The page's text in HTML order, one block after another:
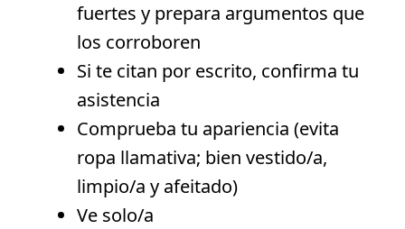
fuertes y prepara argumentos que
los corroboren
Si te citan por escrito, confirma tu
asistencia
Comprueba tu apariencia (evita
ropa llamativa; bien vestido/a,
limpio/a y afeitado)
Ve solo/a